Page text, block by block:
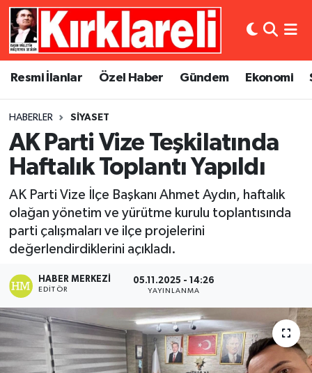
Resmi İlanlar Özel Haber Gündem Ekonomi
HABERLER SIYASET
AK Parti Vize Teşkilatında
Haftalık Toplantı Yapıldı
AK Parti Vize İlçe Başkanı Ahmet Aydın, haftalık
olağan yönetim ve yürütme kurulu toplantısında
parti çalışmaları ve ilçe projelerini
değerlendirdiklerini açıkladı.
HABER MERKEZI
EDITÖR
05.11.2025 - 14:26
YAYINLANMA
Resmi İlanlar
Gündem
Ekonomi
Siyaset
Spor
Asayiş
Dünya
Eğitim
Kültür Sanat
Magazin
Künye
Gizlilik Sözleşmesi
Merkez Nöbetçi Eczaneler
Merkez Trafik Yoğunluk Haritası
Süper Lig Puan Durumu ve Fikstür
Tüm Manşetler
Son Dakika Haberleri